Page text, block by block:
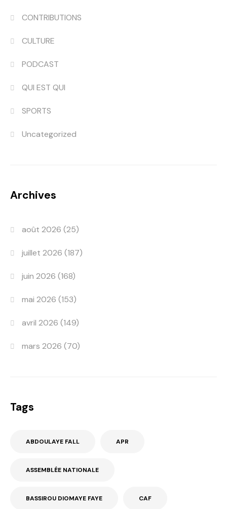
CONTRIBUTIONS
CULTURE
PODCAST
QUI EST QUI
SPORTS
Uncategorized
Archives
août 2026 (25)
juillet 2026 (187)
juin 2026 (168)
mai 2026 (153)
avril 2026 (149)
mars 2026 (70)
Tags
ABDOULAYE FALL APR
ASSEMBLÉE NATIONALE
BASSIROU DIOMAYE FAYE CAF